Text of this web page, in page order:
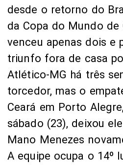
desde o retorno do
da Copa do Mundo de
venceu apenas dois e
triunfo fora de casa
Atlético-MG há três
torcedor, mas o
Ceará em Porto
sábado (23), deixou
Mano Menezes
A equipe ocupa o 14º